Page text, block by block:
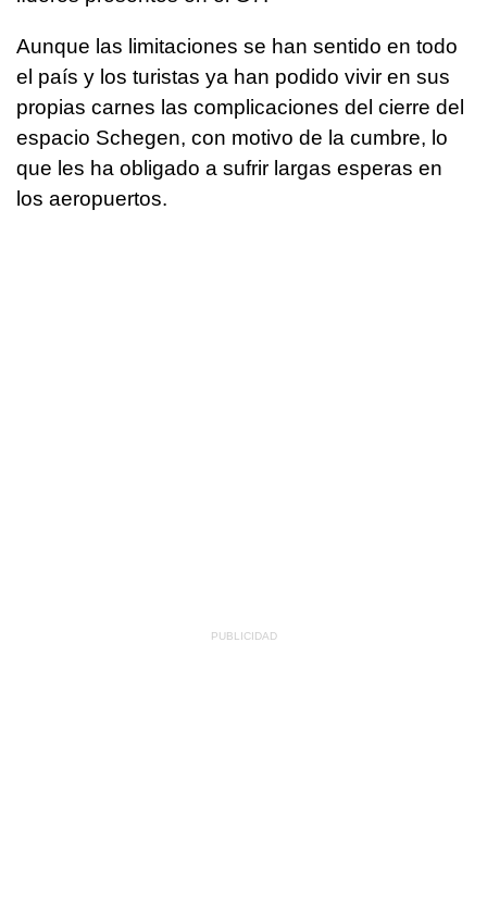
Aunque las limitaciones se han sentido en todo
el país y los turistas ya han podido vivir en sus
propias carnes las complicaciones del cierre del
espacio Schegen, con motivo de la cumbre, lo
que les ha obligado a sufrir largas esperas en
los aeropuertos.